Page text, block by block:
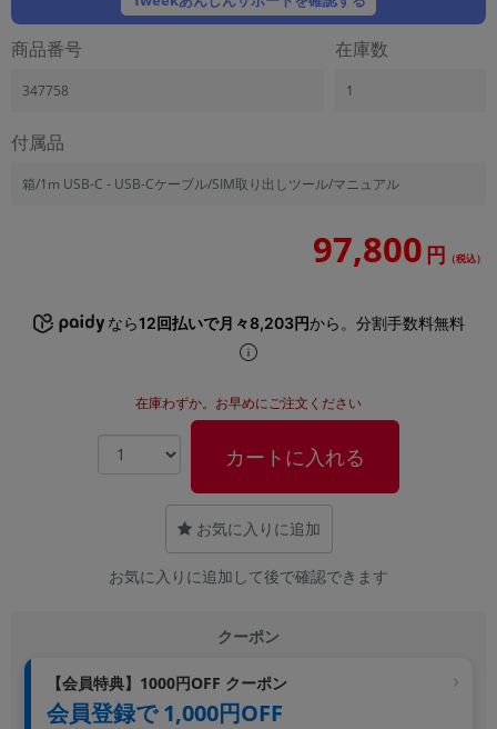
商品番号
347758
在庫数
1
付属品
箱/1m USB-C - USB-Cケーブル/SIM取り出しツール/マニュアル
97,800 円 （税込）
なら12回払いで月々8,203円から。分割手数料無料
在庫わずか。お早めにご注文ください
カートに入れる
お気に入りに追加
お気に入りに追加して後で確認できます
クーポン
【会員特典】1000円OFF クーポン
会員登録で 1,000円OFF
メーカー
製造、販売メーカーの絞り込み
商品の搭載機能による絞り込み
「5G対応」「防水」「ワンセグ」など
ドライブ
CPU
~
モニタサイズ
~